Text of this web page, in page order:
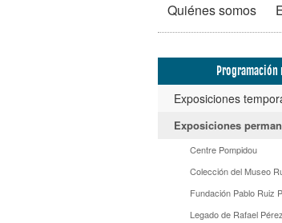
Quiénes somos
Programación
Exposiciones
Exposiciones
Centre Pompidou
Colección del Museo
Fundación Pablo Ruiz
Legado de Rafael